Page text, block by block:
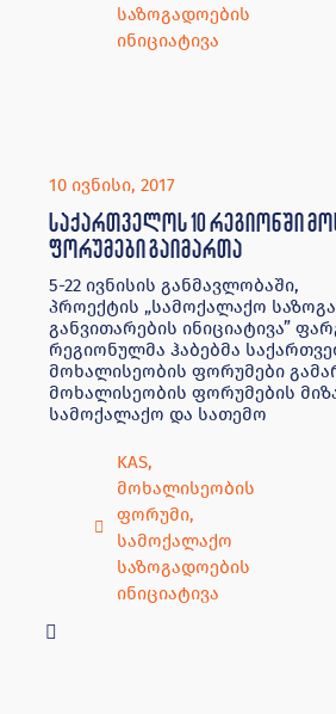
საზოგადოების
ინიციატივა
10 ივნისი, 2017
საქართველოს 10 რეგიონში
ფორუმები გაიმართა
5-22 ივნისის განმავლობაში,
პროექტის „სამოქალაქო
განვითარების ინიციატივა”
რეგიონულმა ჰაბებმა
მოხალისეობის ფორუმები
მოხალისეობის ფორუმების
სამოქალაქო და სათემო
KAS,
მოხალისეობის
ფორუმი,
სამოქალაქო
საზოგადოების
ინიციატივა